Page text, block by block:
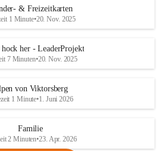
& Freizeitkarten
1 Minute•20. Nov. 2025
her - LeaderProjekt
7 Minuten•20. Nov. 2025
von Viktorsberg
1 Minute•1. Juni 2026
Familie
2 Minuten•23. Apr. 2026